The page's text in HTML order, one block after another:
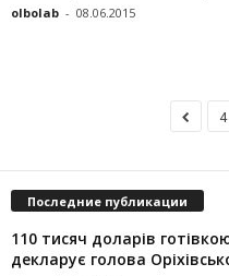
olbolab - 08.06.2015
4
Последние публикации
110 тисяч доларів
декларує голова